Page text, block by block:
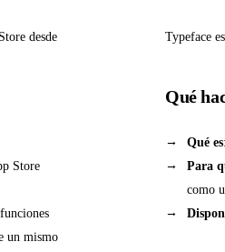
desde
Store
un mismo
Typeface
Qué
Qué es
Para
como